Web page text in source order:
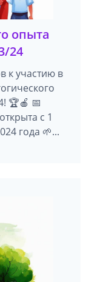
опыта
24
к участию в
🏆🍎 📅
с 1
года 🌱...